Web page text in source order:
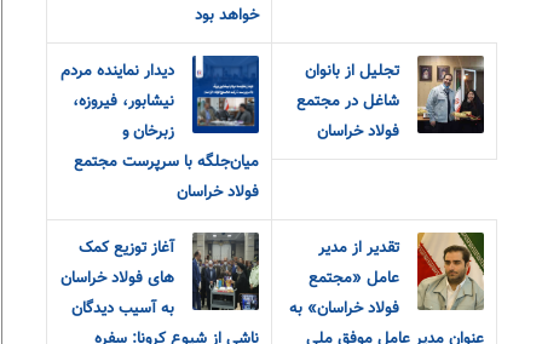
خواهد بود
تجلیل از بانوان
شاغل در مجتمع
فولاد خراسان
دیدار نماینده مردم
نیشابور، فیروزه،
زبرخان و
میان‌جلگه با سرپرست مجتمع
فولاد خراسان
تقدیر از مدیر
عامل «مجتمع
فولاد خراسان» به
آغاز توزیع کمک
های فولاد خراسان
به آسيب ديدگان